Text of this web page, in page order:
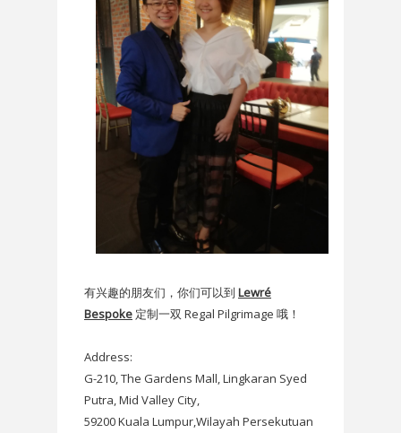
有兴趣的朋友们，你们可以到 Lewré
Bespoke 定制一双 Regal Pilgrimage 哦！
Address:
G-210, The Gardens Mall, Lingkaran Syed
Putra, Mid Valley City,
59200 Kuala Lumpur,Wilayah Persekutuan